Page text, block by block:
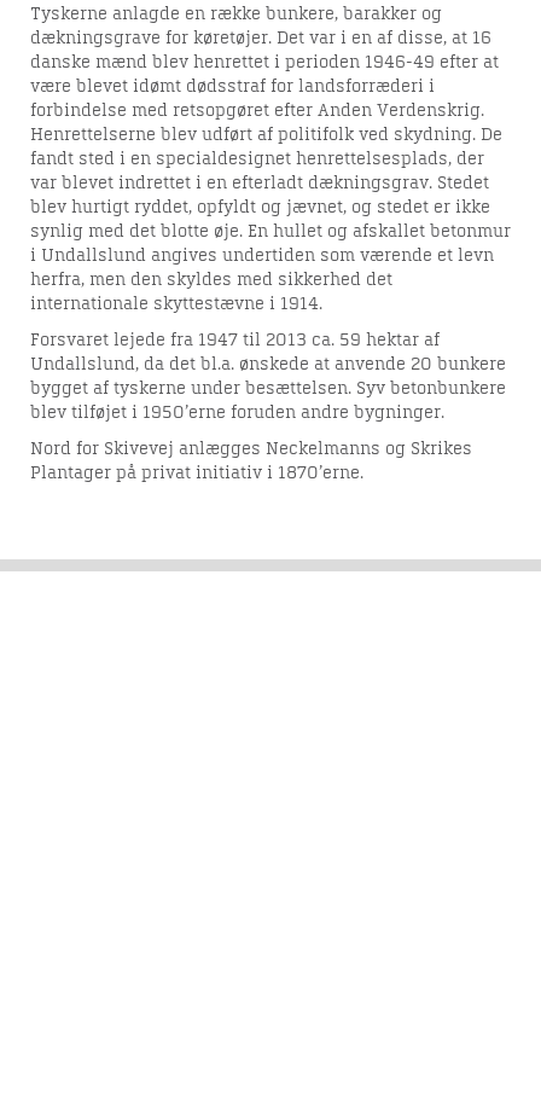
Tyskerne anlagde en række bunkere, barakker og
dækningsgrave for køretøjer. Det var i en af disse, at 16
danske mænd blev henrettet i perioden 1946-49 efter at
være blevet idømt dødsstraf for landsforræderi i
forbindelse med retsopgøret efter Anden Verdenskrig.
Henrettelserne blev udført af politifolk ved skydning. De
fandt sted i en specialdesignet henrettelsesplads, der
var blevet indrettet i en efterladt dækningsgrav. Stedet
blev hurtigt ryddet, opfyldt og jævnet, og stedet er ikke
synlig med det blotte øje. En hullet og afskallet betonmur
i Undallslund angives undertiden som værende et levn
herfra, men den skyldes med sikkerhed det
internationale skyttestævne i 1914.
Forsvaret lejede fra 1947 til 2013 ca. 59 hektar af
Undallslund, da det bl.a. ønskede at anvende 20 bunkere
bygget af tyskerne under besættelsen. Syv betonbunkere
blev tilføjet i 1950’erne foruden andre bygninger.
Nord for Skivevej anlægges Neckelmanns og Skrikes
Plantager på privat initiativ i 1870’erne.